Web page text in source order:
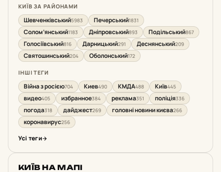
КИЇВ ЗА РАЙОНАМИ
Шевченківський5983 Печерський1831
Солом’янський1183 Дніпровський893 Подільський867
Голосіївський816 Дарницький291 Деснянський209
Святошинський204 Оболонський172
ІНШІ ТЕГИ
Війна з росією704 Киев490 КМДА488 Київ445
видео405 избранное384 реклама351 поліція336
погода318 дайджест269 головні новини києва266
коронавирус256
Усі теги
КИЇВ НА МАПІ